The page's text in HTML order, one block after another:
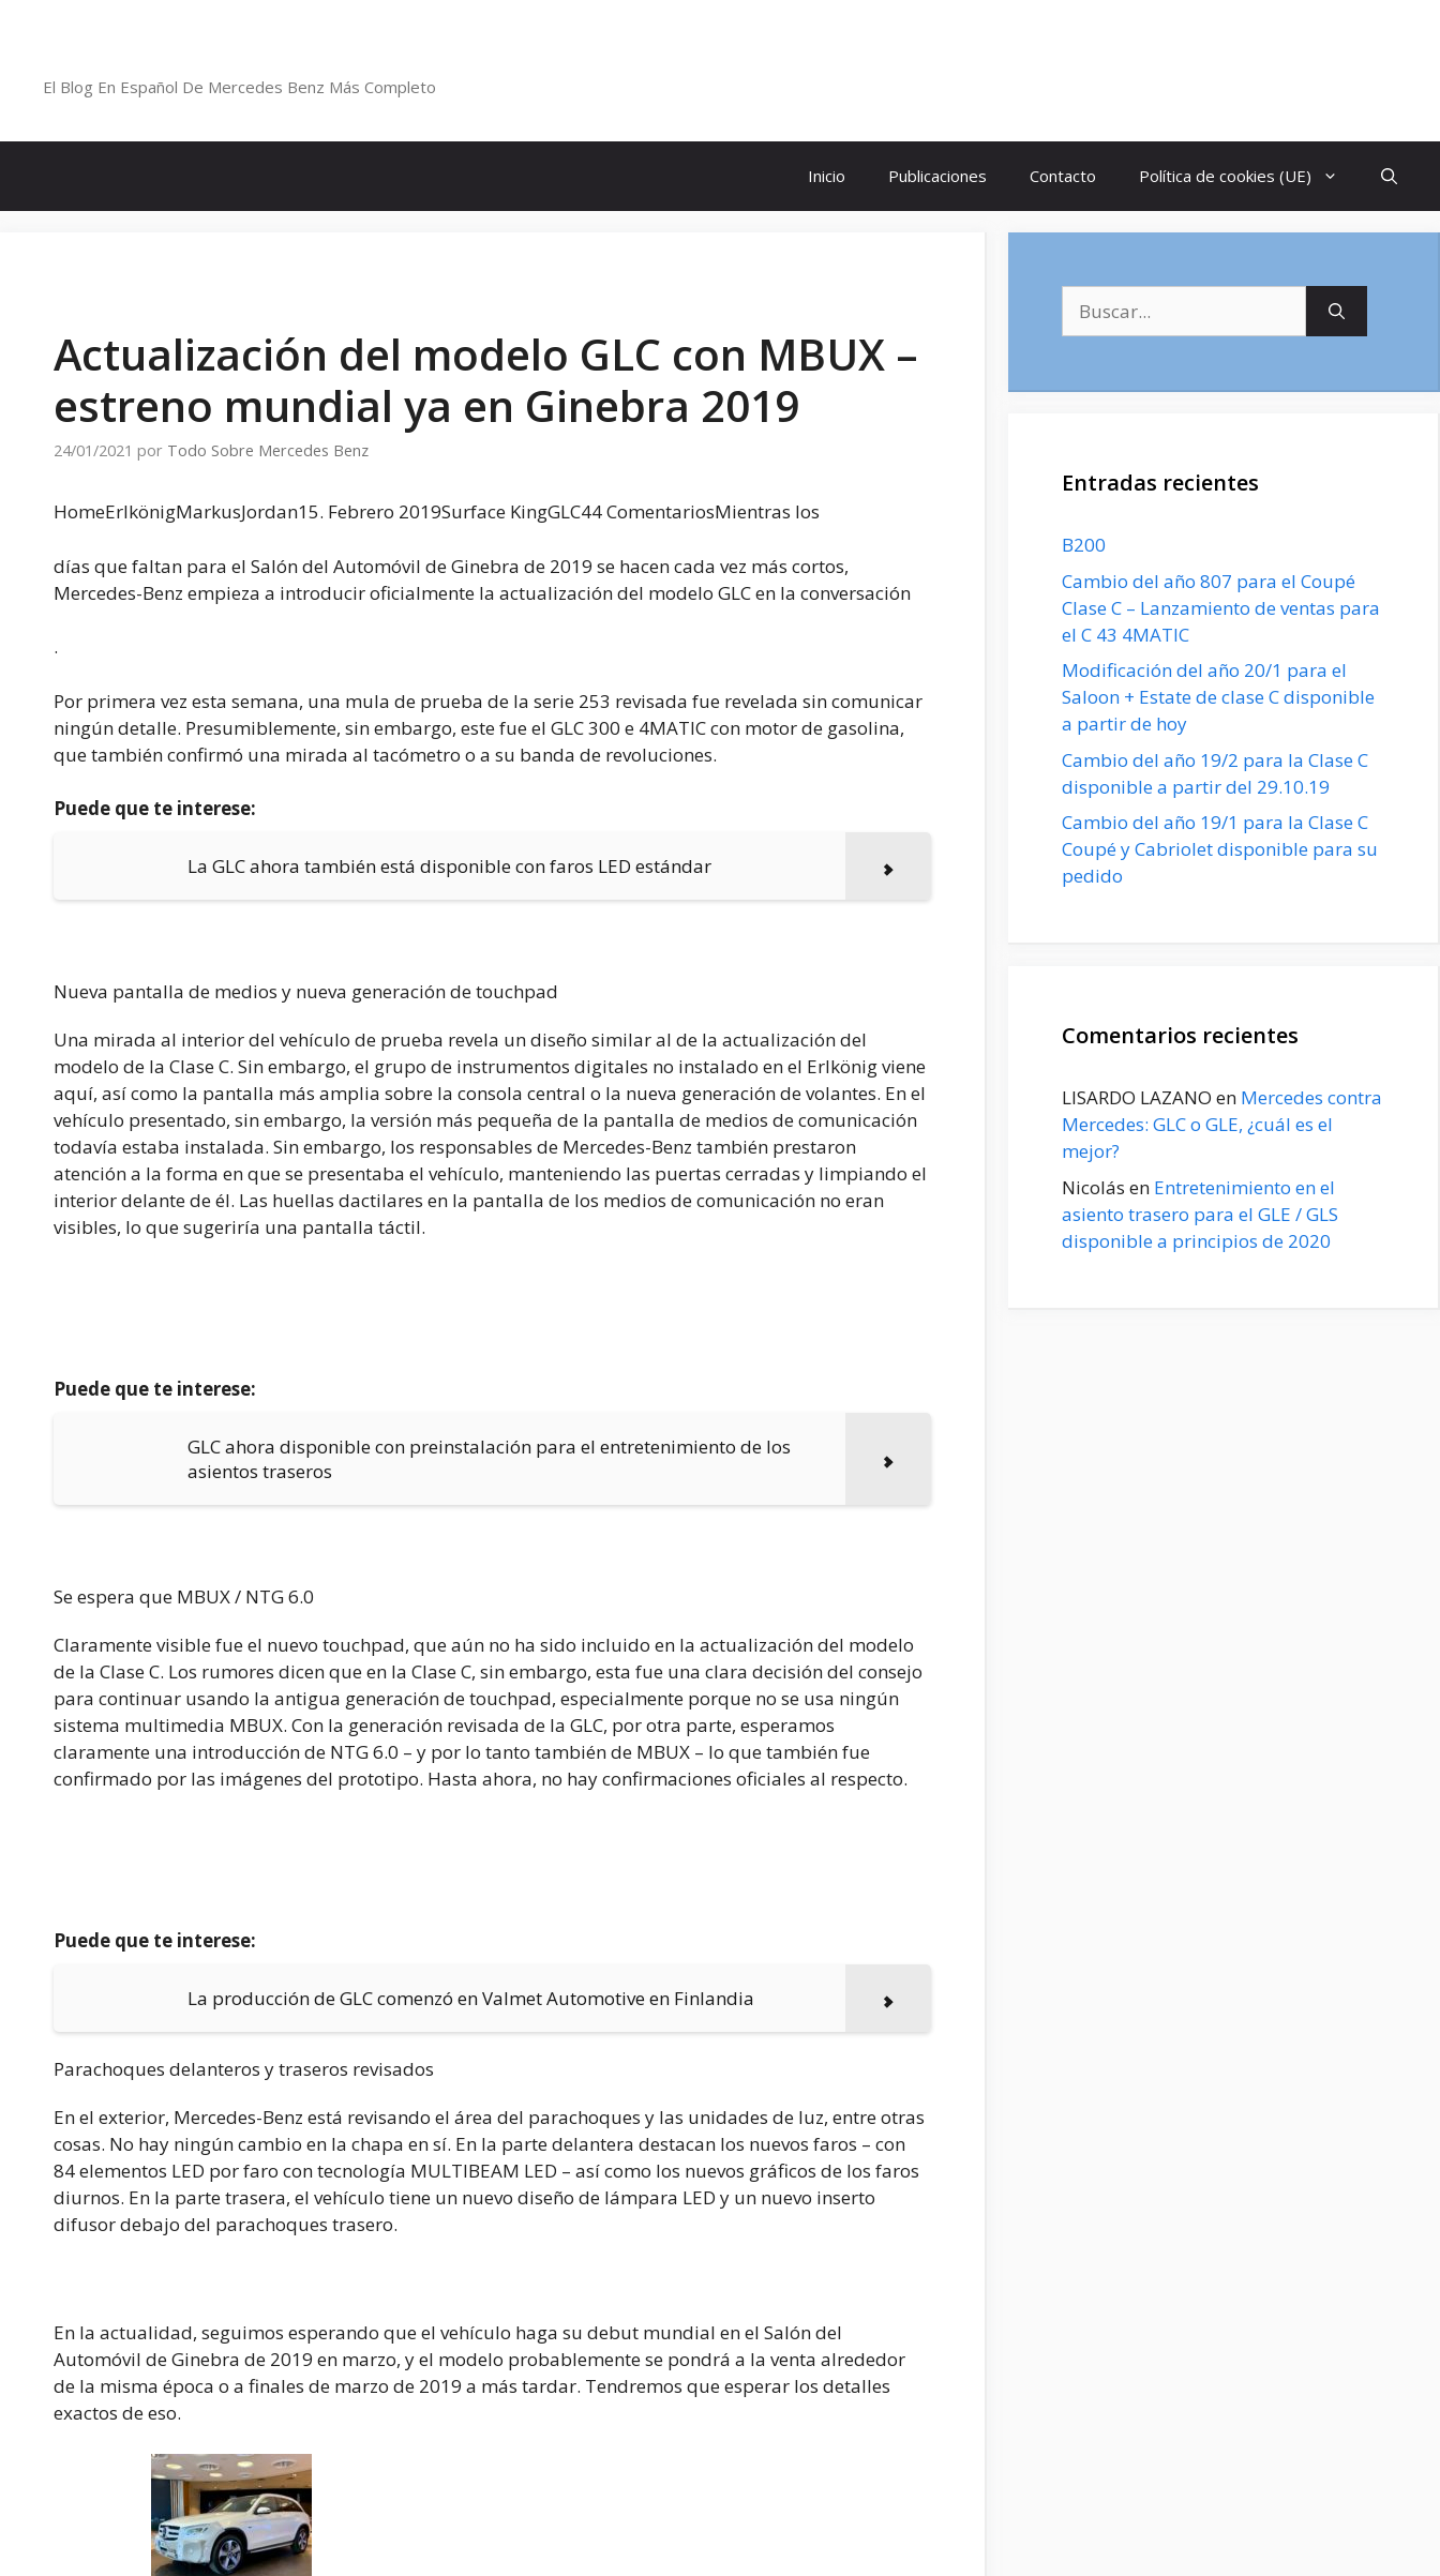
El Blog En Español De Mercedes Benz Más Completo
Inicio Publicaciones Contacto Política de cookies (UE)
Actualización del modelo GLC con MBUX –
estreno mundial ya en Ginebra 2019
24/01/2021 por Todo Sobre Mercedes Benz
HomeErlkönigMarkusJordan15. Febrero 2019Surface KingGLC44 ComentariosMientras los
días que faltan para el Salón del Automóvil de Ginebra de 2019 se hacen cada vez más cortos,
Mercedes-Benz empieza a introducir oficialmente la actualización del modelo GLC en la conversación
.
Por primera vez esta semana, una mula de prueba de la serie 253 revisada fue revelada sin comunicar
ningún detalle. Presumiblemente, sin embargo, este fue el GLC 300 e 4MATIC con motor de gasolina,
que también confirmó una mirada al tacómetro o a su banda de revoluciones.
Puede que te interese:
La GLC ahora también está disponible con faros LED estándar
Nueva pantalla de medios y nueva generación de touchpad
Una mirada al interior del vehículo de prueba revela un diseño similar al de la actualización del
modelo de la Clase C. Sin embargo, el grupo de instrumentos digitales no instalado en el Erlkönig viene
aquí, así como la pantalla más amplia sobre la consola central o la nueva generación de volantes. En el
vehículo presentado, sin embargo, la versión más pequeña de la pantalla de medios de comunicación
todavía estaba instalada. Sin embargo, los responsables de Mercedes-Benz también prestaron
atención a la forma en que se presentaba el vehículo, manteniendo las puertas cerradas y limpiando el
interior delante de él. Las huellas dactilares en la pantalla de los medios de comunicación no eran
visibles, lo que sugeriría una pantalla táctil.
Puede que te interese:
GLC ahora disponible con preinstalación para el entretenimiento de los
asientos traseros
Se espera que MBUX / NTG 6.0
Claramente visible fue el nuevo touchpad, que aún no ha sido incluido en la actualización del modelo
de la Clase C. Los rumores dicen que en la Clase C, sin embargo, esta fue una clara decisión del consejo
para continuar usando la antigua generación de touchpad, especialmente porque no se usa ningún
sistema multimedia MBUX. Con la generación revisada de la GLC, por otra parte, esperamos
claramente una introducción de NTG 6.0 – y por lo tanto también de MBUX – lo que también fue
confirmado por las imágenes del prototipo. Hasta ahora, no hay confirmaciones oficiales al respecto.
Puede que te interese:
La producción de GLC comenzó en Valmet Automotive en Finlandia
Parachoques delanteros y traseros revisados
En el exterior, Mercedes-Benz está revisando el área del parachoques y las unidades de luz, entre otras
cosas. No hay ningún cambio en la chapa en sí. En la parte delantera destacan los nuevos faros – con
84 elementos LED por faro con tecnología MULTIBEAM LED – así como los nuevos gráficos de los faros
diurnos. En la parte trasera, el vehículo tiene un nuevo diseño de lámpara LED y un nuevo inserto
difusor debajo del parachoques trasero.
En la actualidad, seguimos esperando que el vehículo haga su debut mundial en el Salón del
Automóvil de Ginebra de 2019 en marzo, y el modelo probablemente se pondrá a la venta alrededor
de la misma época o a finales de marzo de 2019 a más tardar. Tendremos que esperar los detalles
exactos de eso.
Entradas recientes
B200
Cambio del año 807 para el Coupé
Clase C – Lanzamiento de ventas para
el C 43 4MATIC
Modificación del año 20/1 para el
Saloon + Estate de clase C disponible
a partir de hoy
Cambio del año 19/2 para la Clase C
disponible a partir del 29.10.19
Cambio del año 19/1 para la Clase C
Coupé y Cabriolet disponible para su
pedido
Comentarios recientes
LISARDO LAZANO en Mercedes contra
Mercedes: GLC o GLE, ¿cuál es el
mejor?
Nicolás en Entretenimiento en el
asiento trasero para el GLE / GLS
disponible a principios de 2020